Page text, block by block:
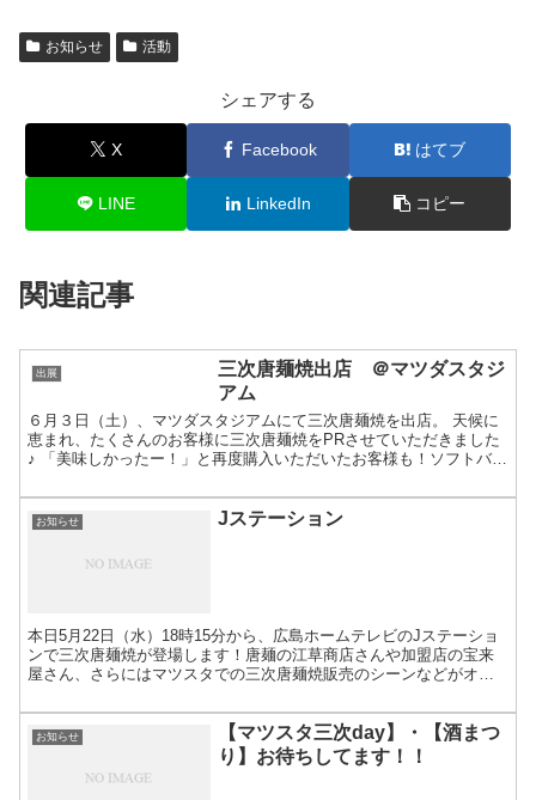
お知らせ 活動
シェアする
X Facebook はてブ
LINE LinkedIn コピー
関連記事
出展
三次唐麺焼出店 ＠マツダスタジ
アム
６月３日（土）、マツダスタジアムにて三次唐麺焼を出店。 天候に
恵まれ、たくさんのお客様に三次唐麺焼をPRさせていただきました
♪ 「美味しかったー！」と再度購入いただいたお客様も！ソフトバン
お知らせ Jステーション
本日5月22日（水）18時15分から、広島ホームテレビのJステーショ
ンで三次唐麺焼が登場します！唐麺の江草商店さんや加盟店の宝来
屋さん、さらにはマツスタでの三次唐麺焼販売のシーンなどがオン
お知らせ
【マツスタ三次day】・【酒まつ
り】お待ちしてます！！